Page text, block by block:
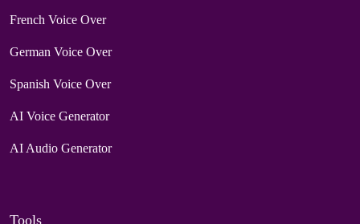
French Voice Over
German Voice Over
Spanish Voice Over
AI Voice Generator
AI Audio Generator
Tools